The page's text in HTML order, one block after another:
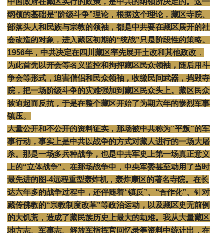
中国政府在藏区实行的政策，是中共的纲领所决定的。这一
纲领的基础是“阶级斗争”理论，根据这个理论，藏区寺院、
部落头人和民族与宗教的领袖，都是中共要在藏区展开的社
会改造的对象，进入藏区初期的“统战”只是阶段性的策略。
1956年，中共决定在四川藏区率先展开土改和其他政改，
为此首先以开会等名义监控和拘押藏区民众领袖，随后用斗
争会等形式，迫害僧侣和民众领袖，收缴民间武器，捣毁寺
院，把一场阶级斗争的灾难强加到藏区民众头上。藏区民众
被迫起而反抗，于是在整个藏区开始了为期六年的惨烈军事
镇压。
大量公开和不公开的资料证实，那场被中共称为“平叛”的军
事行动，事实上是中共以战争的方式对藏人进行的一场大屠
杀。那是一场多兵种战争，也是中共军史上第一场真正意义
上的“立体战争”。在那场战争中，中央军委甚至动用了当时
最先进的图-4远程重型轰炸机，轰炸康区的著名寺院。在长
达六年多的战争过程中，还伴随着“镇反”、“合作化”、针对
藏传佛教的“宗教制度改革”等政治运动，以及藏区史无前例
的大饥荒，造成了藏民族历史上最大的劫难。我从大量藏区
地方志、军事志、解放军指挥官回忆录等资料中统计出，在